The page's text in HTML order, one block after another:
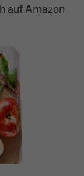
auf Amazon